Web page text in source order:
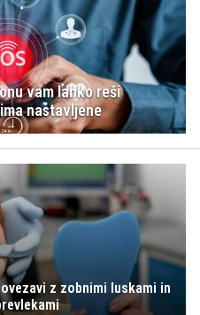
vam lahko reši
nastavljene
z zobnimi luskami in